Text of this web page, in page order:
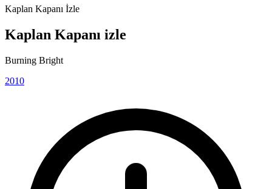
Kaplan Kapanı İzle
Kaplan Kapanı izle
Burning Bright
2010